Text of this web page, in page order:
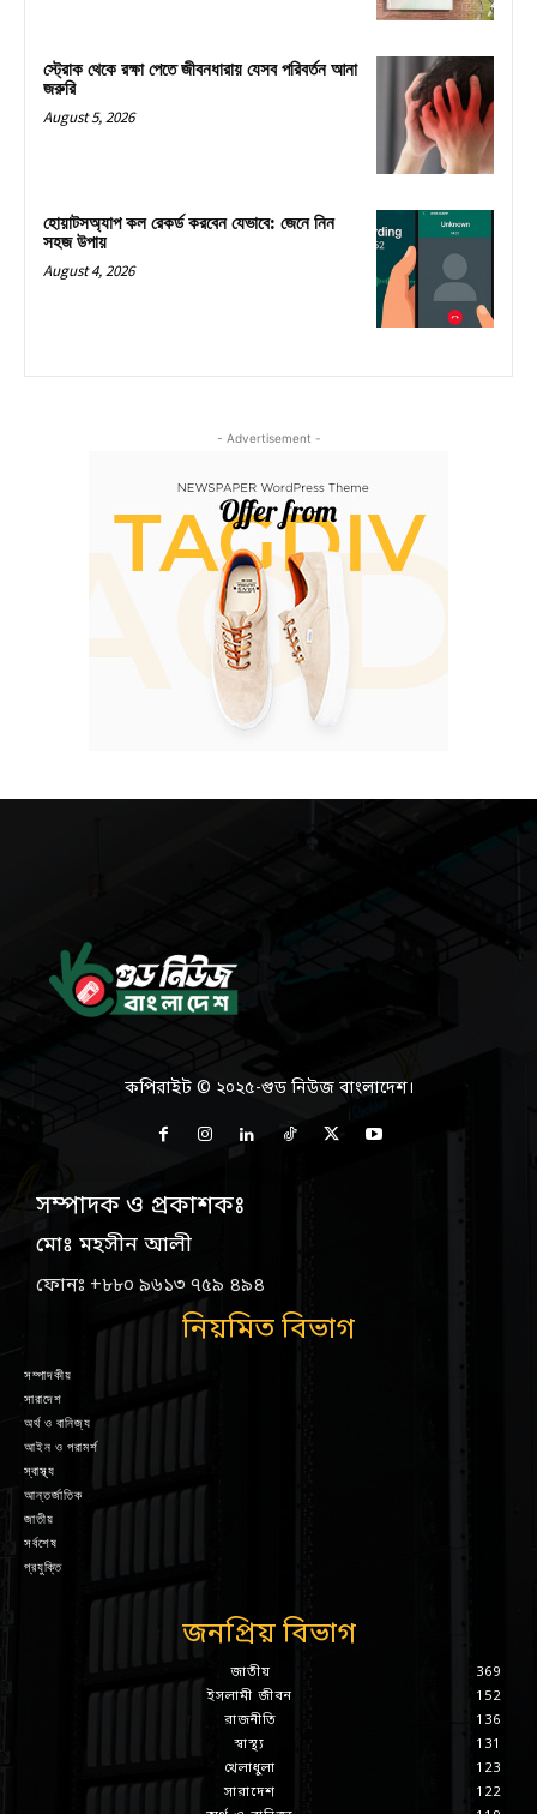
স্ট্রোক থেকে রক্ষা পেতে জীবনধারায় যেসব পরিবর্তন আনা
জরুরি
August 5, 2026
হোয়াটসঅ্যাপ কল রেকর্ড করবেন যেভাবে: জেনে নিন
সহজ উপায়
August 4, 2026
- Advertisement -
কপিরাইট © ২০২৫-গুড নিউজ বাংলাদেশ।
সম্পাদক ও প্রকাশকঃ
মোঃ মহসীন আলী
ফোনঃ +৮৮০ ৯৬১৩ ৭৫৯ ৪৯৪
নিয়মিত বিভাগ
সম্পাদকীয়
সারাদেশ
অর্থ ও বানিজ্য
আইন ও পরামর্শ
স্বাস্থ্য
আন্তর্জাতিক
জাতীয়
সর্বশেষ
প্রযুক্তি
জনপ্রিয় বিভাগ
জাতীয়
369
ইসলামী জীবন
152
রাজনীতি
136
স্বাস্থ্য
131
খেলাধুলা
123
সারাদেশ
122